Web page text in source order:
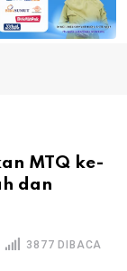
MTQ ke-
dan
3877 DIBACA